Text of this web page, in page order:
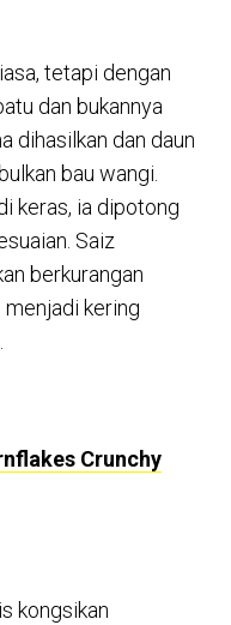
tetapi dengan
dan bukannya
dihasilkan dan daun
bau wangi.
keras, ia dipotong
Saiz
berkurangan
menjadi kering
Crunchy
kongsikan